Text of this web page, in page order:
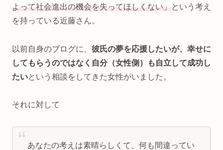
よって社会進出の機会を失ってほしくない」という考え
を持っている近藤さん。
以前自身のブログに、 彼氏の夢を応援したいが、幸せに
してもらうのではなく自分（女性側）も自立して成功し
たいという相談をしてきた女性がいました。
それに対して
あなたの考えは素晴らしくて、何も間違ってい